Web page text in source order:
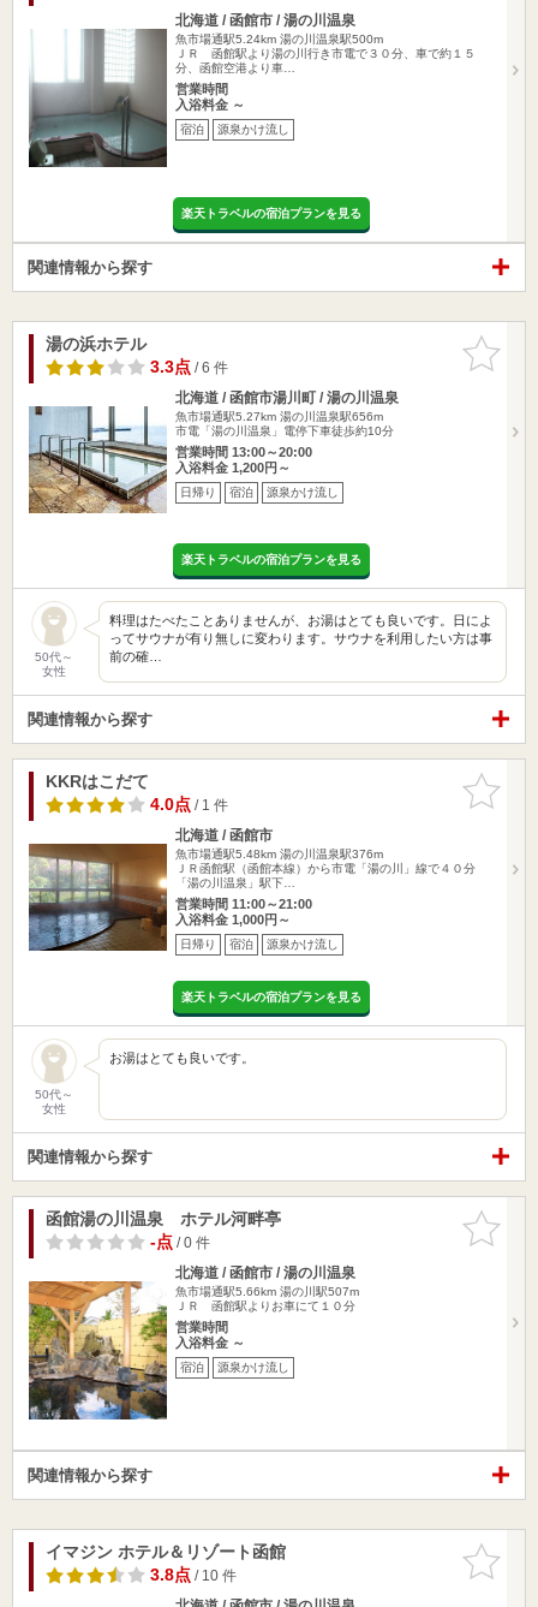
北海道 / 函館市 / 湯の川温泉
魚市場通駅5.24km 湯の川温泉駅500m
ＪＲ 函館駅より湯の川行き市電で３０分、車で約１５
分、函館空港より車…
営業時間
入浴料金 ～
宿泊 源泉かけ流し
楽天トラベルの宿泊プランを見る
関連情報から探す
お気に入
りに追加
湯の浜ホテル
3.3点/ 6 件
北海道 / 函館市湯川町 / 湯の川温泉
魚市場通駅5.27km 湯の川温泉駅656m
市電「湯の川温泉」電停下車徒歩約10分
営業時間 13:00～20:00
入浴料金 1,200円～
日帰り 宿泊 源泉かけ流し
楽天トラベルの宿泊プランを見る
50代～
女性
料理はたべたことありませんが、お湯はとても良いです。日によ
ってサウナが有り無しに変わります。サウナを利用したい方は事
前の確…
関連情報から探す
お気に入
りに追加
KKRはこだて
4.0点/ 1 件
北海道 / 函館市
魚市場通駅5.48km 湯の川温泉駅376m
ＪＲ函館駅（函館本線）から市電「湯の川」線で４０分
「湯の川温泉」駅下…
営業時間 11:00～21:00
入浴料金 1,000円～
日帰り 宿泊 源泉かけ流し
楽天トラベルの宿泊プランを見る
50代～
女性
お湯はとても良いです。
関連情報から探す
お気に入
りに追加
函館湯の川温泉 ホテル河畔亭
-点/ 0 件
北海道 / 函館市 / 湯の川温泉
魚市場通駅5.66km 湯の川駅507m
ＪＲ 函館駅よりお車にて１０分
営業時間
入浴料金 ～
宿泊 源泉かけ流し
関連情報から探す
お気に入
りに追加
イマジン ホテル＆リゾート函館
3.8点/ 10 件